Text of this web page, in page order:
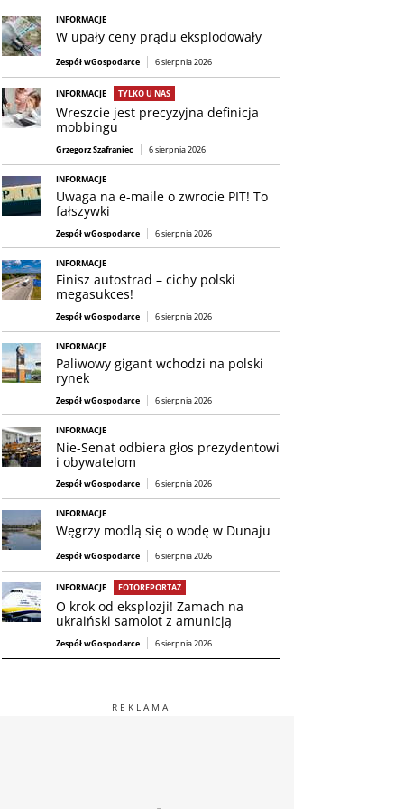
INFORMACJE
W upały ceny prądu eksplodowały
Zespół wGospodarce 6 sierpnia 2026
INFORMACJE TYLKO U NAS
Wreszcie jest precyzyjna definicja
mobbingu
Grzegorz Szafraniec 6 sierpnia 2026
INFORMACJE
Uwaga na e-maile o zwrocie PIT! To
fałszywki
Zespół wGospodarce 6 sierpnia 2026
INFORMACJE
Finisz autostrad – cichy polski
megasukces!
Zespół wGospodarce 6 sierpnia 2026
INFORMACJE
Paliwowy gigant wchodzi na polski
rynek
Zespół wGospodarce 6 sierpnia 2026
INFORMACJE
Nie-Senat odbiera głos prezydentowi
i obywatelom
Zespół wGospodarce 6 sierpnia 2026
INFORMACJE
Węgrzy modlą się o wodę w Dunaju
Zespół wGospodarce 6 sierpnia 2026
INFORMACJE FOTOREPORTAŻ
O krok od eksplozji! Zamach na
ukraiński samolot z amunicją
Zespół wGospodarce 6 sierpnia 2026